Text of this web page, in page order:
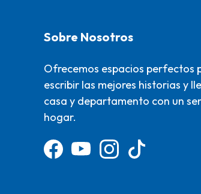
Sobre Nosotros
Ofrecemos espacios perfectos
escribir las mejores historias y
casa y departamento con un
hogar.